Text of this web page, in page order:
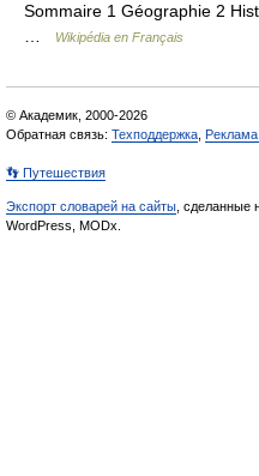
Sommaire 1 Géographie 2
Wikipédia en Français
© Академик, 2000-2026
Обратная связь: Техподдержка
👣 Путешествия
Экспорт словарей на сайты , сделанные
WordPress, MODx.